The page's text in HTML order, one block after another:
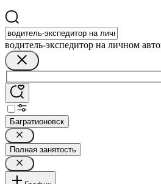
водитель-экспедитор на личном
Багратионовск
Полная занятость